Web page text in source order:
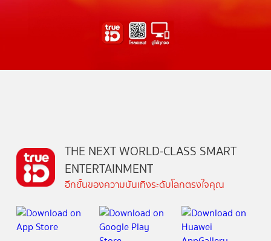
THE NEXT WORLD-CLASS SMART
ENTERTAINMENT
อีกขั้นของความบันเทิงระดับโลกตรงใจคุณ